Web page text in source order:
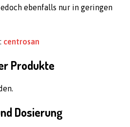
ebenfalls nur in geringen
centrosan
Produkte
Dosierung